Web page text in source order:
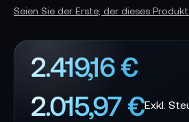
Seien Sie der Erste, der dieses
2.419,16 €
2.015,97 €